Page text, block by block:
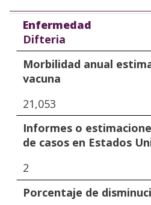
Enfermedad
Morbilidad anual
Informes o estimaciones
Porcentaje de disminución
Enfermedad
Difteria
Morbilidad anual
vacuna
21,053
Informes o
de casos en Estados
2
Porcentaje de